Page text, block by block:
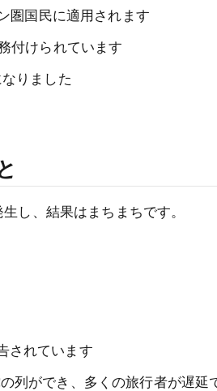
圏国民に適用されます
付けられています
りました
し、結果はまちまちです。
されています
列ができ、多くの旅行者が遅延